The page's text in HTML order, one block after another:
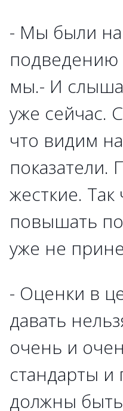
- Мы были на
подведению
мы.- И
уже сейчас.
что видим
показатели.
жесткие.
повышать
уже не
- Оценки в
давать
очень и
стандарты
должны